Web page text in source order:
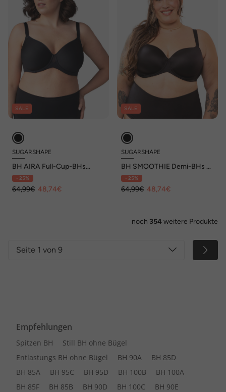
SALE
SUGARSHAPE
BH AIRA Full-Cup-BHs
Bügel-BHs,Schalen-
BHs,Spacer-BHs
- 25%
64,99€ 48,74€
SALE
SUGARSHAPE
BH SMOOTHIE Demi-BHs T-
Shirt-BHs,Schalen-
BHs,Bügel-BHs
- 25%
64,99€ 48,74€
noch 354weitere Produkte
Seite 1 von 9
Empfehlungen
Spitzen BH
Still BH ohne Bügel
Entlastungs BH ohne Bügel
BH 90A
BH 85D
BH 85A
BH 95C BH 95D BH 100B
BH 100A
BH 85F
BH 85B BH 90D BH 100C
BH 90E